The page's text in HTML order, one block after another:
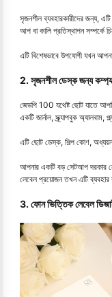
সৃজনশীল ব্যবহারকারীদের জন্য,
আপ বা কালি প্রতিস্থাপন সম্পর্কে
এটি বিশেষভাবে উপযোগী যখন
2. সৃজনশীল ডেস্ক জন্য
জেডপি 100 যথেষ্ট ছোট যাতে
একটি জার্নাল, স্ক্র্যাপবুক অ্যালবাম,
এটি ছোট ডেস্ক, শিল্প কোণ,
আপনার একটি বড় সেটআপ দরকার
লেবেল প্রয়োজন তখন এটি ব্যবহার
3. ফোন ভিত্তিক লেবেল